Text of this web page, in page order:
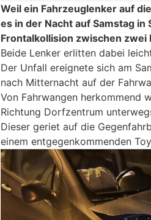
Weil ein Fahrzeuglenker auf
es in der Nacht auf Samstag
Frontalkollision zwischen zwei
Beide Lenker erlitten dabei
Der Unfall ereignete sich am
nach Mitternacht auf der
Von Fahrwangen herkommend
Richtung Dorfzentrum
Dieser geriet auf die
einem entgegenkommenden